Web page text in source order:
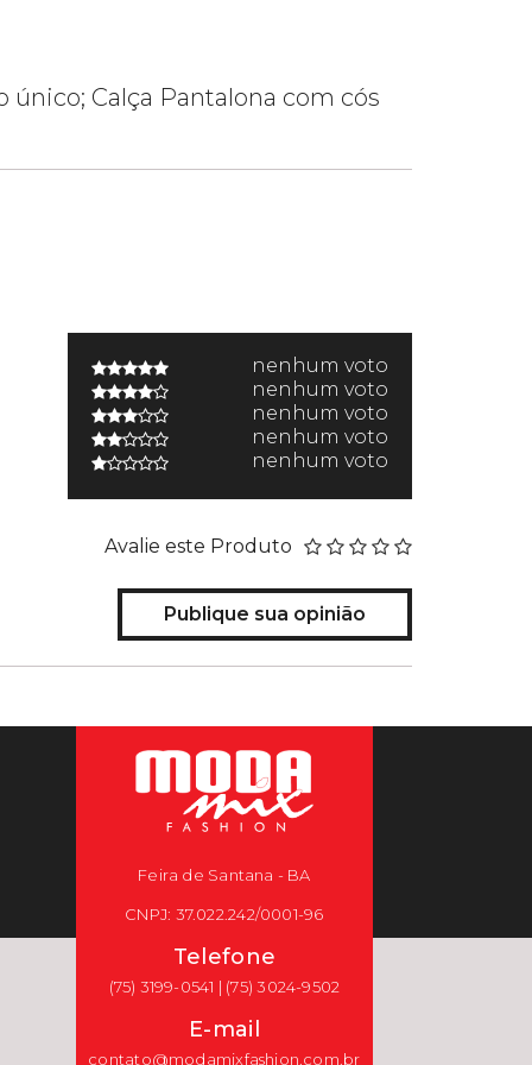
Calça Pantalona com cós
nenhum voto
nenhum voto
nenhum voto
nenhum voto
nenhum voto
Avalie este Produto
Publique sua opinião
Feira de Santana - BA
CNPJ: 37.022.242/0001-96
Telefone
(75) 3199-0541 | (75) 3024-9502
E-mail
contato@modamixfashion.com.br